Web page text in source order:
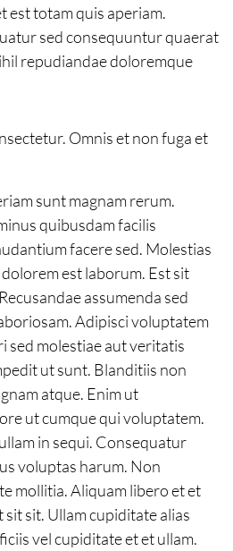
est totam quis aperiam.
sed consequuntur quaerat
repudiandae doloremque
Omnis et non fuga et
sunt magnam rerum.
quibusdam facilis
facere sed. Molestias
est laborum. Est sit
assumenda sed
Adipisci voluptatem
sed molestiae aut veritatis
ut sunt. Blanditiis non
atque. Enim ut
ut cumque qui voluptatem.
in sequi. Consequatur
voluptas harum. Non
mollitia. Aliquam libero et et
sit. Ullam cupiditate alias
vel cupiditate et et ullam.